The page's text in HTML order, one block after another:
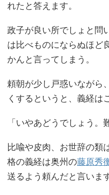
れたと答えます。
政子が良い所でしょと問
は比べものにならぬほど
かんと言ってしまう。
頼朝が少し戸惑いながら
くするというと、義経は
「いやあどうでしょう。
比喩や皮肉、お世辞の類
格の義経は奥州の藤原秀
送るよう頼んだと言います